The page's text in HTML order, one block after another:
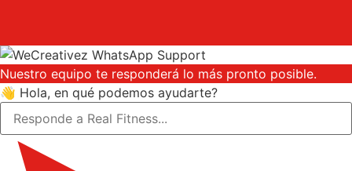
Nuestro equipo te responderá lo más pronto posible.
👋 Hola, en qué podemos ayudarte?